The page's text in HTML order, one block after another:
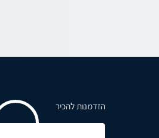
הזדמנות להכיר